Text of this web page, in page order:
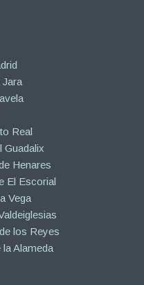
Jara
Real
Guadalix
Henares
El Escorial
Vega
los Reyes
Alameda